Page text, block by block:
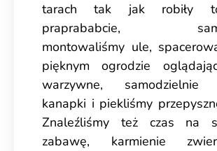
tarach tak jak robiły
praprababcie,
montowaliśmy ule,
pięknym ogrodzie
warzywne, samodzielnie
kanapki i piekliśmy
Znaleźliśmy też czas na
zabawę, karmienie